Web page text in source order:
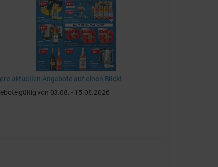
aktuellen Angebote auf einen Blick!
gültig von 03.08. - 15.08.2026